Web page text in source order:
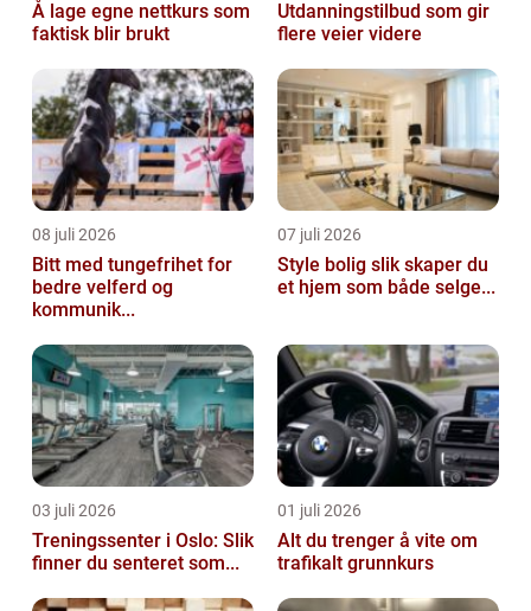
Å lage egne nettkurs som
faktisk blir brukt
Utdanningstilbud som gir
flere veier videre
08 juli 2026
Bitt med tungefrihet for
bedre velferd og
kommunik...
07 juli 2026
Style bolig slik skaper du
et hjem som både selge...
03 juli 2026
Treningssenter i Oslo: Slik
finner du senteret som...
01 juli 2026
Alt du trenger å vite om
trafikalt grunnkurs